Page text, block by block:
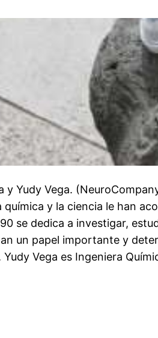
y Yudy Vega.
química y la ciencia le han
se dedica a investigar,
un papel importante y
Yudy Vega es Ingeniera